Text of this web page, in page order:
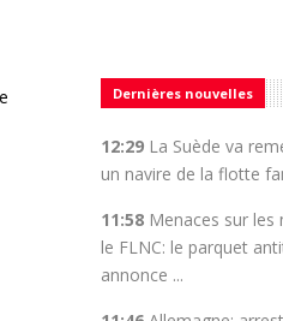
Dernières nouvelles
12:29 La Suède va
un navire de la flotte
11:58 Menaces sur les
le FLNC: le parquet
annonce ...